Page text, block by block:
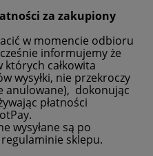
za zakupiony
w momencie odbioru
informujemy że
całkowita
wysyłki, nie przekroczy
anulowane), dokonując
płatności
wysyłane są po
sklepu.